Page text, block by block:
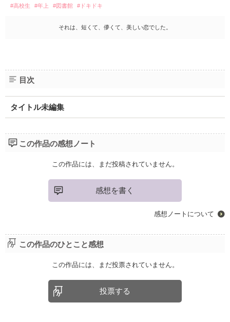
#高校生 #年上 #図書館 #ドキドキ
それは、短くて、儚くて、美しい恋でした。
目次
タイトル未編集
この作品の感想ノート
この作品には、まだ投稿されていません。
感想を書く
感想ノートについて
この作品のひとこと感想
この作品には、まだ投票されていません。
投票する